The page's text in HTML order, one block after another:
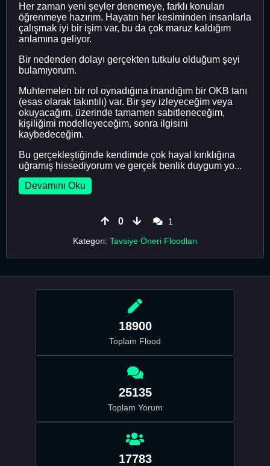
Her zaman yeni şeyler denemeye, farklı konuları
öğrenmeye hazırım. Hayatın her kesiminden insanlarla
çalışmak iyi bir işim var, bu da çok maruz kaldığım
anlamına geliyor.
Bir nedenden dolayı gerçekten tutkulu olduğum şeyi
bulamıyorum.
Muhtemelen bir rol oynadığına inandığım bir OKB tanı
(esas olarak takıntılı) var. Bir şey izleyeceğim veya
okuyacağım, üzerinde tamamen sabitleneceğim,
kişiliğimi modelleyeceğim, sonra ilgisini
kaybedeceğim.
Bu gerçekleştiğinde kendimde çok hayal kırıklığına
uğramış hissediyorum ve gerçek benlik duygum yo...
Devamını Oku
0
1
Kategori: Tavsiye Öneri Floodları
18900
Toplam Flood
25135
Toplam Yorum
17783